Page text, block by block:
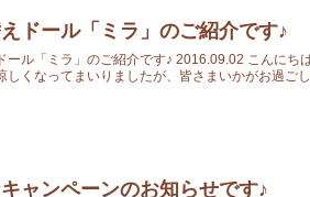
ドール「ミラ」のご紹介です♪
ール「ミラ」のご紹介です♪ 2016.09.02 こんに
しくなってまいりましたが、皆さまいかがお過ご
ャンペーンのお知らせです♪